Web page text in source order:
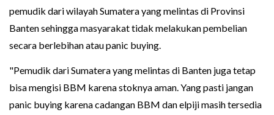
pemudik dari wilayah Sumatera yang melintas di Provinsi
Banten sehingga masyarakat tidak melakukan pembelian
secara berlebihan atau panic buying.
"Pemudik dari Sumatera yang melintas di Banten juga tetap
bisa mengisi BBM karena stoknya aman. Yang pasti jangan
panic buying karena cadangan BBM dan elpiji masih tersedia